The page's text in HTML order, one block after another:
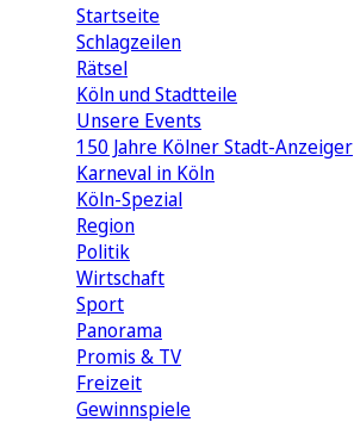
Startseite
Schlagzeilen
Rätsel
Köln und Stadtteile
Unsere Events
150 Jahre Kölner Stadt-Anzeiger
Karneval in Köln
Köln-Spezial
Region
Politik
Wirtschaft
Sport
Panorama
Promis & TV
Freizeit
Gewinnspiele